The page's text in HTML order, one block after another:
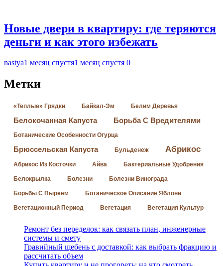
Новые двери в квартиру: где теряются
деньги и как этого избежать
nastya1 месяц спустя1 месяц спустя 0
Метки
«Теплые» Грядки Байкал-Эм Белим Деревья
Белокочанная Капуста Борьба С Вредителями
Ботанические Особенности Огурца
Брюссельская Капуста Бульденеж Абрикос
Абрикос Из Косточки Айва Бактериальные Удобрения
Белокрылка Болезни Болезни Винограда
Борьбы С Пыреем Ботаническое Описание Яблони
Вегетационный Период Вегетация Вегетация Культур
Ремонт без переделок: как связать план, инженерные
системы и смету
Гравийный щебень с доставкой: как выбрать фракцию и
рассчитать объем